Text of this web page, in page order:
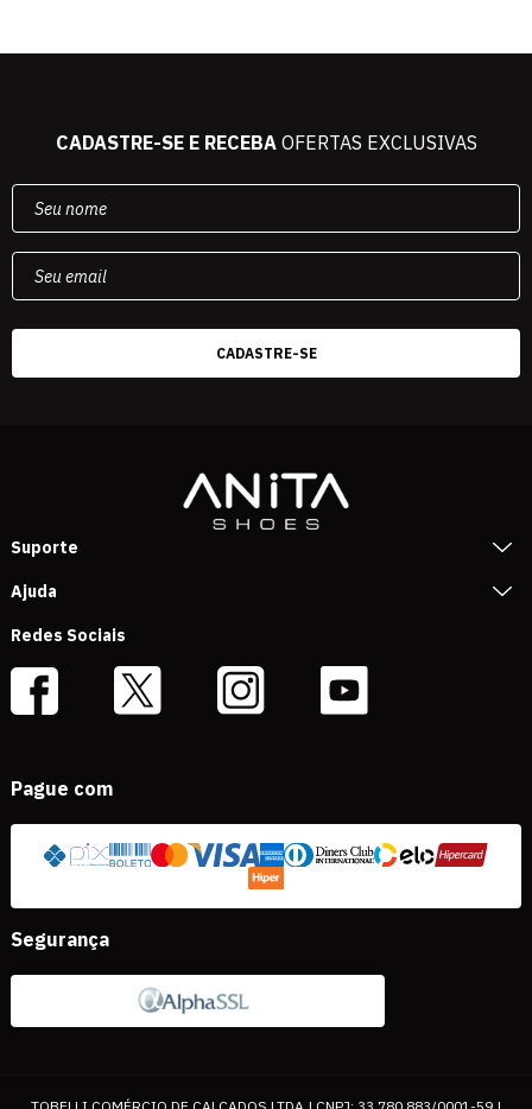
CADASTRE-SE E RECEBAOFERTAS EXCLUSIVAS
Suporte
Ajuda
Redes Sociais
Pague com
Segurança